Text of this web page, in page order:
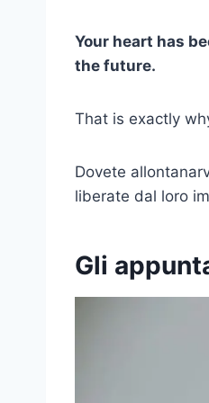
Your heart has
the future.
That is exactly
Dovete
liberate dal loro
Gli